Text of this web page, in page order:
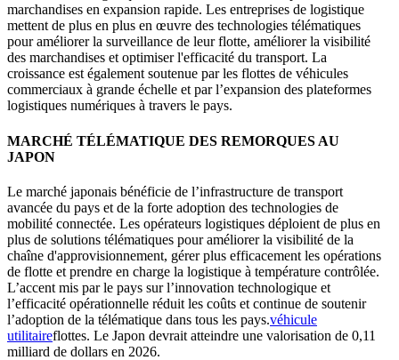
marchandises en expansion rapide. Les entreprises de logistique
mettent de plus en plus en œuvre des technologies télématiques
pour améliorer la surveillance de leur flotte, améliorer la visibilité
des marchandises et optimiser l'efficacité du transport. La
croissance est également soutenue par les flottes de véhicules
commerciaux à grande échelle et par l’expansion des plateformes
logistiques numériques à travers le pays.
MARCHÉ TÉLÉMATIQUE DES REMORQUES AU
JAPON
Le marché japonais bénéficie de l’infrastructure de transport
avancée du pays et de la forte adoption des technologies de
mobilité connectée. Les opérateurs logistiques déploient de plus en
plus de solutions télématiques pour améliorer la visibilité de la
chaîne d'approvisionnement, gérer plus efficacement les opérations
de flotte et prendre en charge la logistique à température contrôlée.
L’accent mis par le pays sur l’innovation technologique et
l’efficacité opérationnelle réduit les coûts et continue de soutenir
l’adoption de la télématique dans tous les pays.véhicule
utilitaireflottes. Le Japon devrait atteindre une valorisation de 0,11
milliard de dollars en 2026.